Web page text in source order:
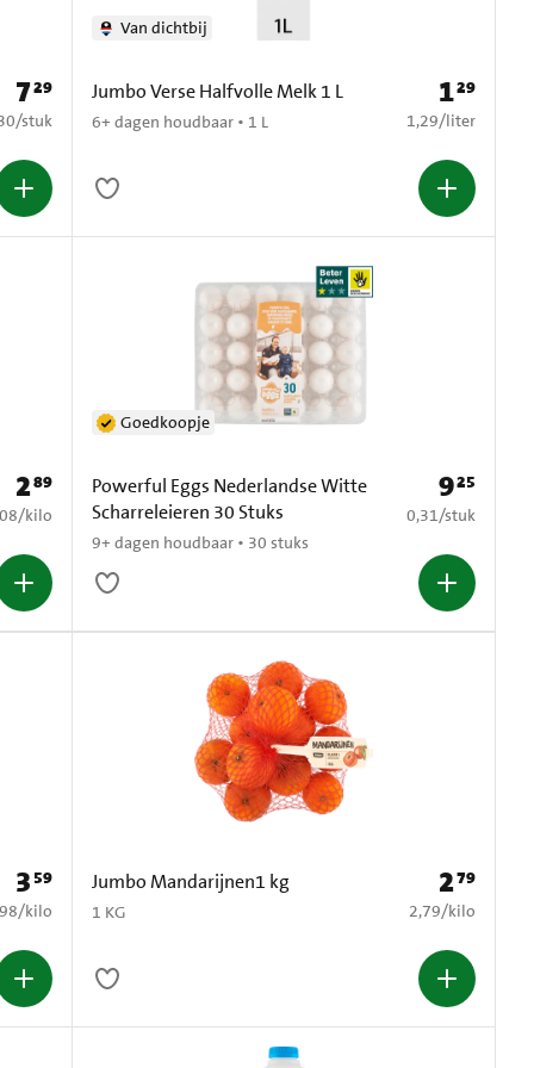
Prijs: € 7,29
729
per stuk
/stuk
Jumbo Verse Halfvolle Melk 1 L
6+ dagen houdbaar • 1 L
Van dichtbij
Prijs: € 1,29
129
€ 1,29 per liter
1,29/liter
Prijs: € 2,89
289
per kilo
/kilo
Powerful Eggs Nederlandse Witte
Scharreleieren 30 Stuks
9+ dagen houdbaar • 30 stuks
Goedkoopje
Prijs: € 9,25
925
€ 0,31 per stuk
0,31/stuk
Prijs: € 3,59
3 59
per kilo
/kilo
Jumbo Mandarijnen1 kg
1 KG
Prijs: € 2,79
279
€ 2,79 per kilo
2,79/kilo